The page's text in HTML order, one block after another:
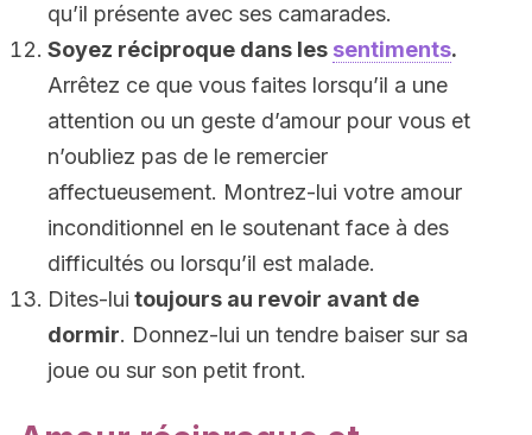
qu’il présente avec ses camarades.
Soyez réciproque dans les sentiments.
Arrêtez ce que vous faites lorsqu’il a une
attention ou un geste d’amour pour vous et
n’oubliez pas de le remercier
affectueusement. Montrez-lui votre amour
inconditionnel en le soutenant face à des
difficultés ou lorsqu’il est malade.
Dites-lui toujours au revoir avant de
dormir. Donnez-lui un tendre baiser sur sa
joue ou sur son petit front.